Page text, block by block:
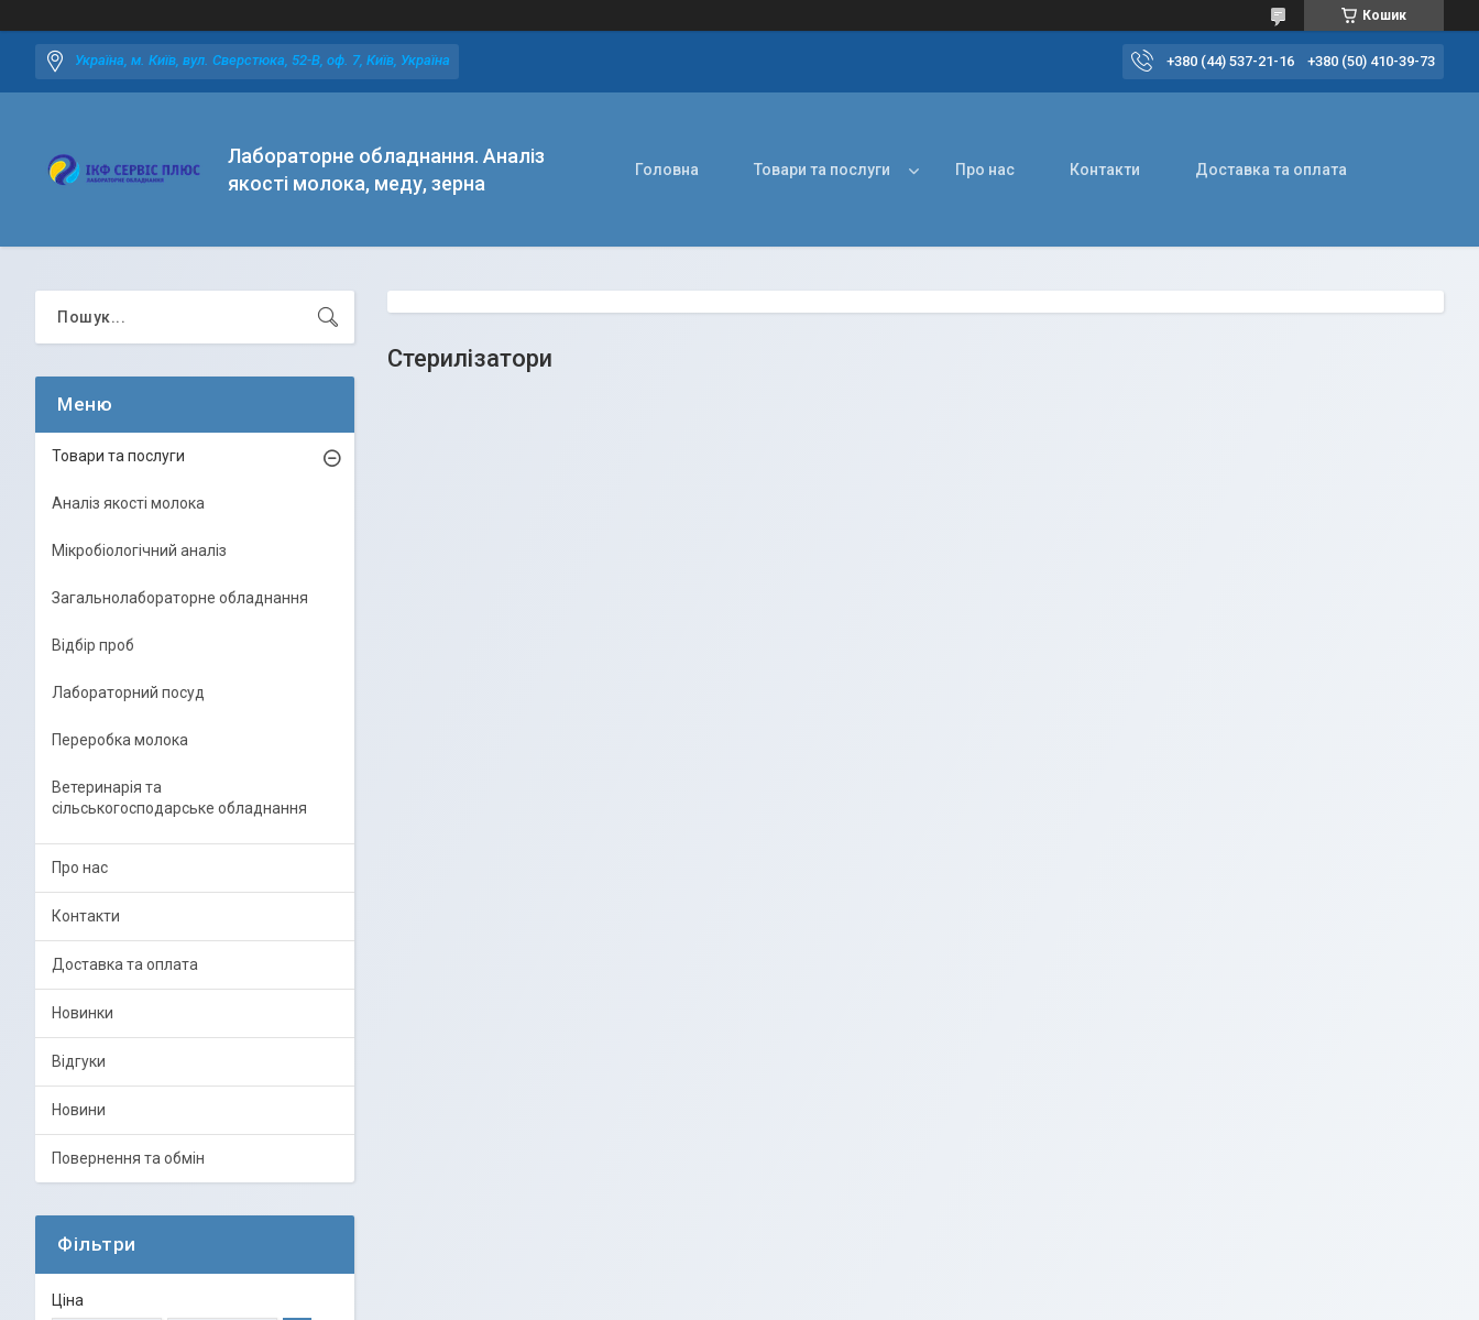
Кошик
Україна, м. Київ, вул. Сверстюка, 52-В, оф. 7, Київ, Україна +380 (44) 537-21-16 +380 (50) 410-39-73
Лабораторне обладнання. Аналіз
якості молока, меду, зерна
Головна Товари та послуги Про нас Контакти Доставка та оплата
Стерилізатори
Товари та послуги
Аналіз якості молока
Мікробіологічний аналіз
Загальнолабораторне обладнання
Відбір проб
Лабораторний посуд
Переробка молока
Ветеринарія та
сільськогосподарське обладнання
Про нас
Контакти
Доставка та оплата
Новинки
Відгуки
Новини
Повернення та обмін
Фільтри
Ціна